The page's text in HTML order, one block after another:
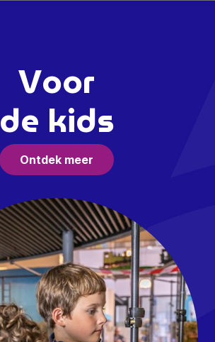
Voor
de kids
Ontdek meer